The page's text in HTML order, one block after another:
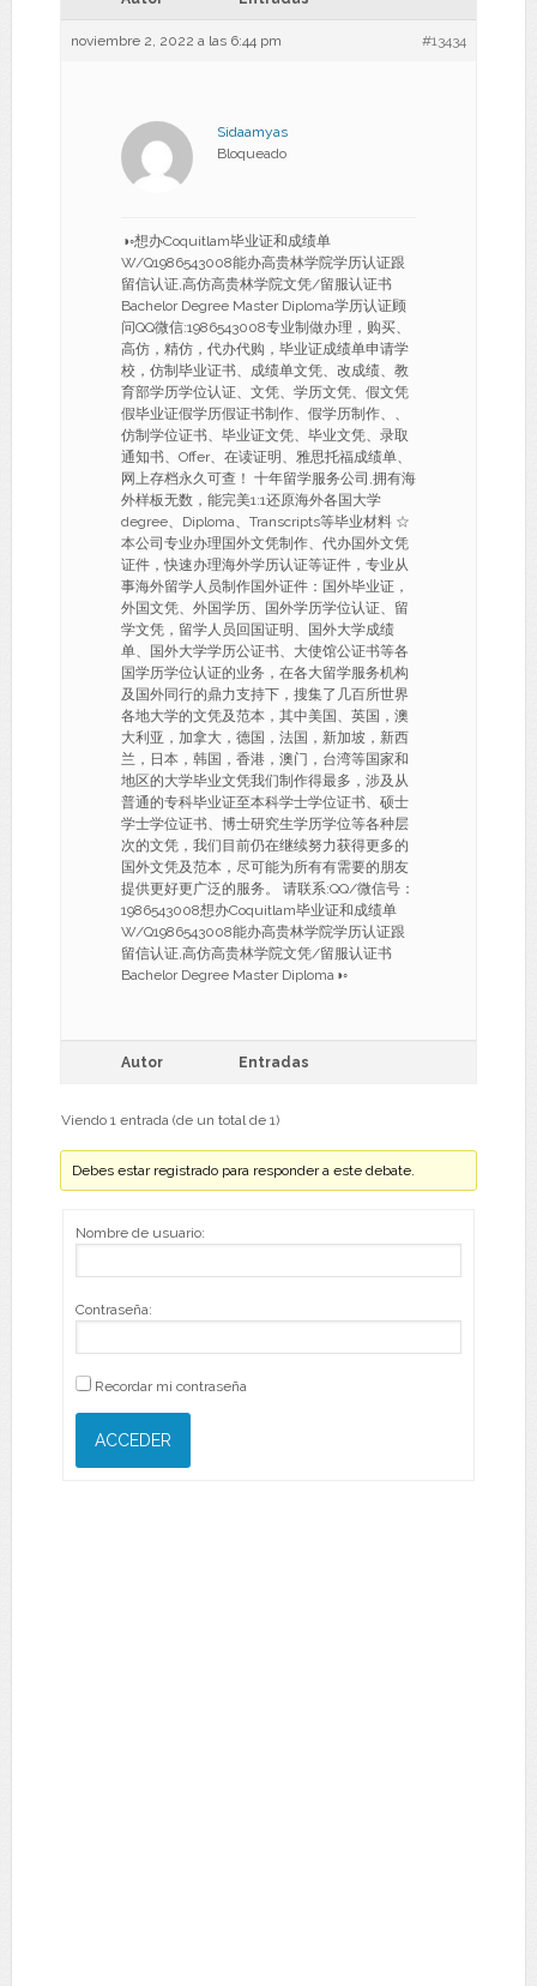
noviembre 2, 2022 a las 6:44 pm #13434
Sidaamyas
Bloqueado
◑◦想办Coquitlam毕业证和成绩单
W/Q1986543008能办高贵林学院学历认证跟
留信认证,高仿高贵林学院文凭/留服认证书
Bachelor Degree Master Diploma学历认证顾
问QQ微信:1986543008专业制做办理，购买、
高仿，精仿，代办代购，毕业证成绩单申请学
校，仿制毕业证书、成绩单文凭、改成绩、教
育部学历学位认证、文凭、学历文凭、假文凭
假毕业证假学历假证书制作、假学历制作、、
仿制学位证书、毕业证文凭、毕业文凭、录取
通知书、Offer、在读证明、雅思托福成绩单、
网上存档永久可查！ 十年留学服务公司,拥有海
外样板无数，能完美1:1还原海外各国大学
degree、Diploma、Transcripts等毕业材料 ☆
本公司专业办理国外文凭制作、代办国外文凭
证件，快速办理海外学历认证等证件，专业从
事海外留学人员制作国外证件：国外毕业证，
外国文凭、外国学历、国外学历学位认证、留
学文凭，留学人员回国证明、国外大学成绩
单、国外大学学历公证书、大使馆公证书等各
国学历学位认证的业务，在各大留学服务机构
及国外同行的鼎力支持下，搜集了几百所世界
各地大学的文凭及范本，其中美国、英国，澳
大利亚，加拿大，德国，法国，新加坡，新西
兰，日本，韩国，香港，澳门，台湾等国家和
地区的大学毕业文凭我们制作得最多，涉及从
普通的专科毕业证至本科学士学位证书、硕士
学士学位证书、博士研究生学历学位等各种层
次的文凭，我们目前仍在继续努力获得更多的
国外文凭及范本，尽可能为所有有需要的朋友
提供更好更广泛的服务。 请联系:QQ/微信号：
1986543008想办Coquitlam毕业证和成绩单
W/Q1986543008能办高贵林学院学历认证跟
留信认证,高仿高贵林学院文凭/留服认证书
Bachelor Degree Master Diploma◑◦
Autor Entradas
Viendo 1 entrada (de un total de 1)
Debes estar registrado para responder a este debate.
Nombre de usuario:
Contraseña:
Recordar mi contraseña
ACCEDER